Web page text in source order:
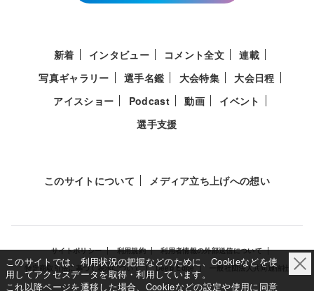
新着 インタビュー コメント全文
連載
写真ギャラリー
選手名鑑 大会特集
大会日程
アイスショー
Podcast 動画
イベント
選手支援
このサイトについて メディア立ち上げへの想い
サイトポリシー 利用規約
利用者情報の外部送信について
特定商取引法に基づく表示について
Deep Edge 一般社団法人共同通信社
このサイトでは、利用状況の把握などのために、Cookieなどを使
用してアクセスデータを取得・利用しています。
これ以降ページを遷移した場合、Cookieなどの設定や使用に同意